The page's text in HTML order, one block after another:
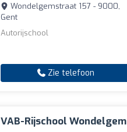
Wondelgemstraat 157 - 9000,
Gent
Autorijschool
Zie telefoon
VAB-Rijschool Wondelgem